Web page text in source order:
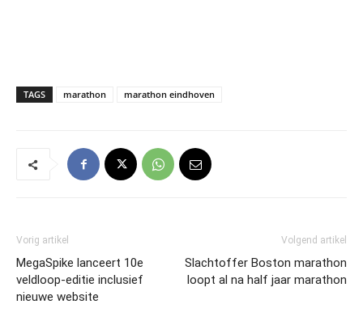
TAGS marathon marathon eindhoven
Vorig artikel
MegaSpike lanceert 10e
veldloop-editie inclusief
nieuwe website
Volgend artikel
Slachtoffer Boston marathon
loopt al na half jaar marathon